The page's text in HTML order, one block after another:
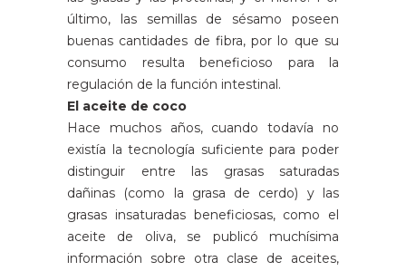
último, las semillas de sésamo poseen
buenas cantidades de fibra, por lo que su
consumo resulta beneficioso para la
regulación de la función intestinal.
El aceite de coco
Hace muchos años, cuando todavía no
existía la tecnología suficiente para poder
distinguir entre las grasas saturadas
dañinas (como la grasa de cerdo) y las
grasas insaturadas beneficiosas, como el
aceite de oliva, se publicó muchísima
información sobre otra clase de aceites,